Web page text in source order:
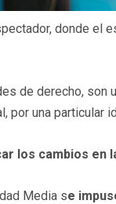
donde el
de derecho, son
por una particular
los cambios en
Media se